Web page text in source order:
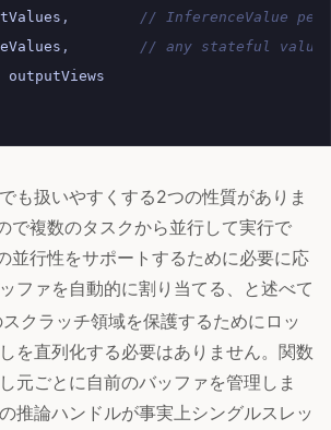
,
// InferenceValue per
,
// any stateful
outputViews
も扱いやすくする2つの性質がありま
で複数のタスクから並行して実行で
並行性をサポートするために必要に応
ファを自動的に割り当てる、と述べて
クラッチ領域を保護するためにロッ
を直列化する必要はありません。関数
元ごとに自前のバッファを管理しま
推論ハンドルが事実上シングルスレッ